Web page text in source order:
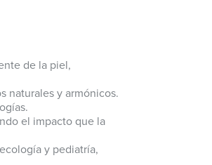
de la piel,
naturales y armónicos.
el impacto que la
y pediatría,